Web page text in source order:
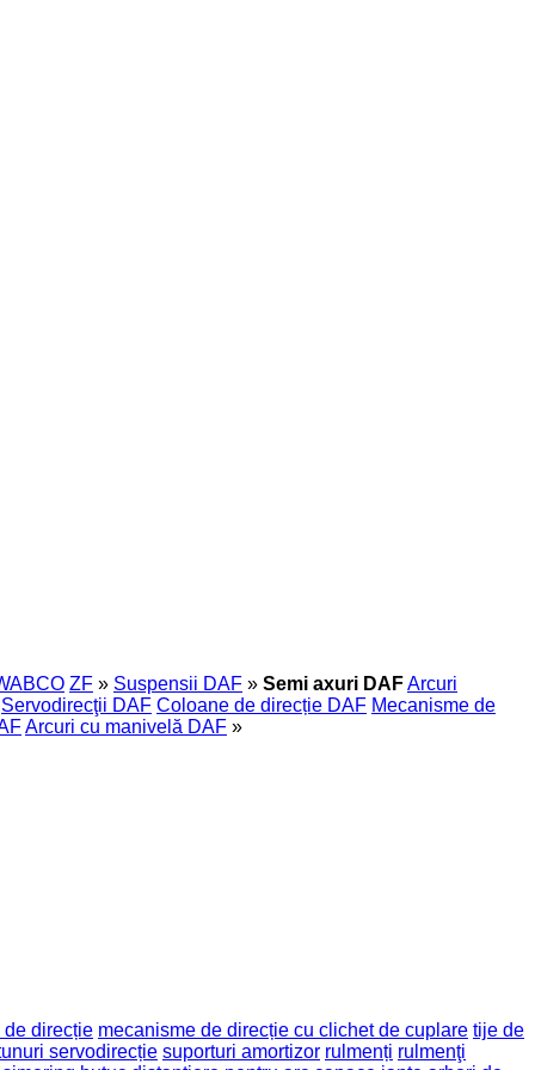
ZF » Suspensii DAF » Semi axuri DAFArcuri
Servodirecţii DAF Coloane de direcție DAF Mecanisme de
Arcuri cu manivelă DAF »
direcție mecanisme de direcție cu clichet de cuplare tije de
servodirecție suporturi amortizor rulmenți rulmenţi